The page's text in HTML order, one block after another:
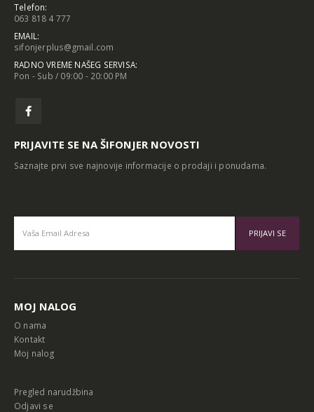
Telefon:
063 818 4 777
EMAIL:
sifonjerplus@gmail.com
RADNO VREME NAŠEG SERVISA:
Pon - Sub / 09:00 - 20:00 PM
PRIJAVITE SE NA ŠIFONJER NOVOSTI
Saznajte prvi sve najnovije informacije o prodaji i ponudama.
MOJ NALOG
O nama
Kontakt
Moj nalog
Pregled narudžbina
Odjavi se